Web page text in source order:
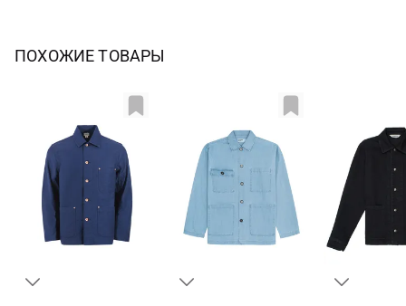
ПОХОЖИЕ ТОВАРЫ